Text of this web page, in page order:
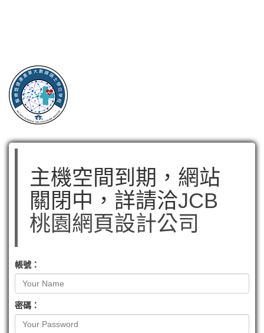
主機空間到期，網站
關閉中，詳請洽JCB
桃園網頁設計公司
帳號：
密碼：